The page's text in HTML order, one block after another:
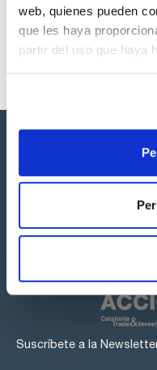
web, quienes pueden
que les haya
partir del uso que haya
Suscríbete a la